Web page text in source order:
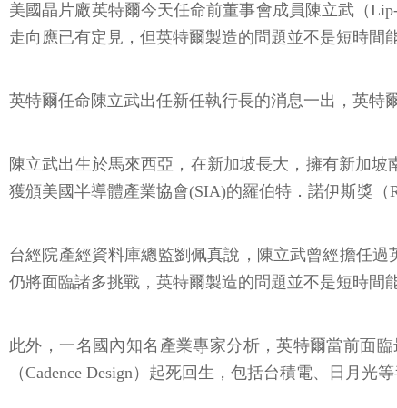
美國晶片廠英特爾今天任命前董事會成員陳立武（
走向應已有定見，但英特爾製造的問題並不是短時間
英特爾任命陳立武出任新任執行長的消息一出，英特
陳立武出生於馬來西亞，在新加坡長大，擁有新加
獲頒美國半導體產業協會(SIA)的羅伯特．諾伊斯獎（
台經院產經資料庫總監劉佩真說，陳立武曾經擔任
仍將面臨諸多挑戰，英特爾製造的問題並不是短時間
此外，一名國內知名產業專家分析，英特爾當前面
（Cadence Design）起死回生，包括台積電、日月